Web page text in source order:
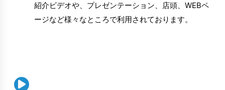
紹介ビデオや、プレゼンテーション、店頭、WEBペ
ージなど様々なところで利用されております。
